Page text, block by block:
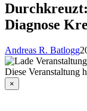
Diagnose
Andreas R. Batlogg
Diese Veranstaltung
×